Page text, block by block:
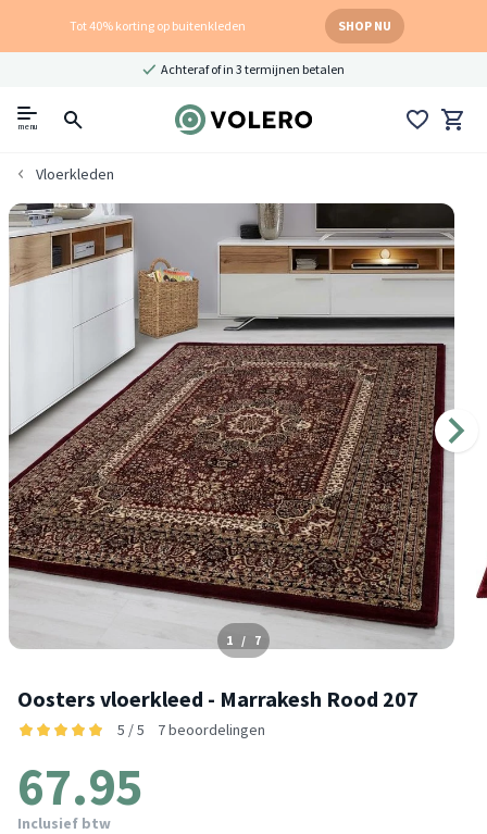
Tot 40% korting op buitenkleden SHOP NU
Achteraf of in 3 termijnen betalen
menu
Vloerkleden
1 / 7
Oosters vloerkleed - Marrakesh Rood 207
5 / 5 7 beoordelingen
67.95
Inclusief btw